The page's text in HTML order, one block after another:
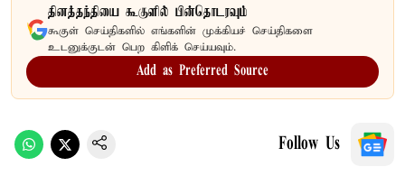
தினத்தந்தியை கூகுளில் பின்தொடரவும்
கூகுள் செய்திகளில் எங்களின் முக்கியச் செய்திகளை
உடனுக்குடன் பெற கிளிக் செய்யவும்.
Add as Preferred Source
Follow Us